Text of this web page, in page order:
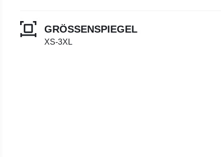
GRÖSSENSPIEGEL
XS-3XL